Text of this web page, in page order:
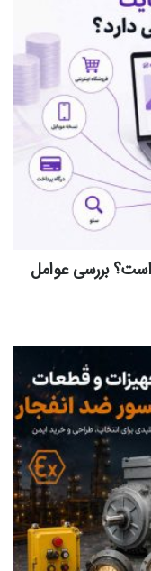
در سال 1405 چقدر است؟ بررسی عوامل